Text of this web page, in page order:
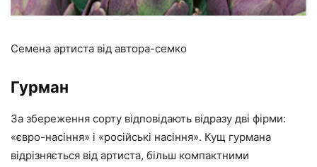
Семена артиста від автора-семко
Гурман
За збереження сорту відповідають відразу дві фірми:
«євро-насіння» і «російські насіння». Кущ гурмана
відрізняється від артиста, більш компактними